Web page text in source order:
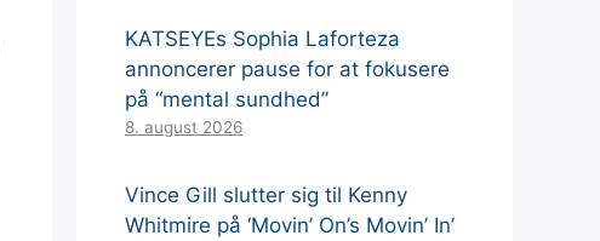
KATSEYEs Sophia Laforteza
annoncerer pause for at fokusere
på “mental sundhed”
8. august 2026
Vince Gill slutter sig til Kenny
Whitmire på ‘Movin’ On’s Movin’ In’